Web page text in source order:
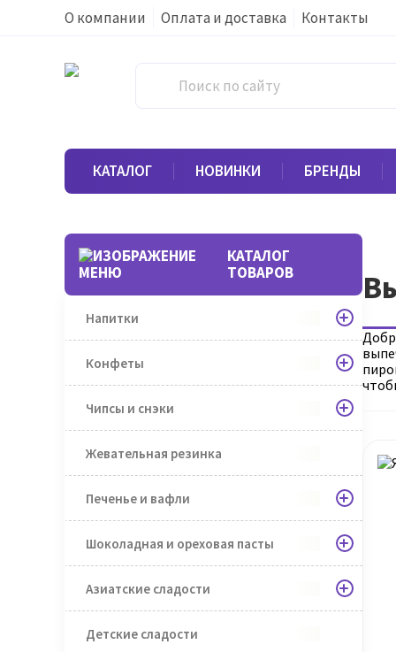
О компании Оплата и доставка Контакты
КАТАЛОГ НОВИНКИ БРЕНДЫ
КАТАЛОГ
ТОВАРОВ
Напитки
Конфеты
Чипсы и снэки
Жевательная резинка
Печенье и вафли
Шоколадная и ореховая пасты
Азиатские сладости
Детские сладости